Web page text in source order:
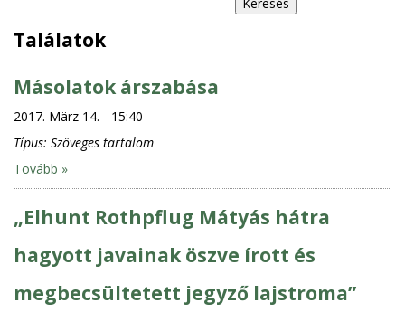
e
Találatok
Másolatok árszabása
2017. März 14. - 15:40
Típus: Szöveges tartalom
Tovább »
„Elhunt Rothpflug Mátyás hátra
hagyott javainak öszve írott és
megbecsültetett jegyző lajstroma”